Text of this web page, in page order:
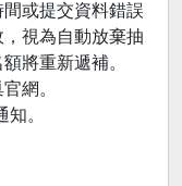
或提交資料錯誤
視為自動放棄抽
將重新遞補。
網。
。